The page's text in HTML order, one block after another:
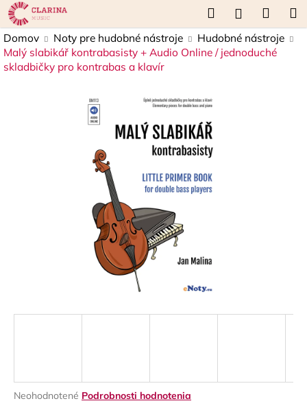
Prejsť
na
obsah
Hľadať
košík
Domov Noty pre hudobné nástroje
Hudobné nástroje
Malý slabikář kontrabasisty + Audio Online / jednoduché
skladbičky pro kontrabas a klavír
Priemerné
Neohodnotené Podrobnosti hodnotenia
K
o
š
Späť
Späť
Č
ť
?